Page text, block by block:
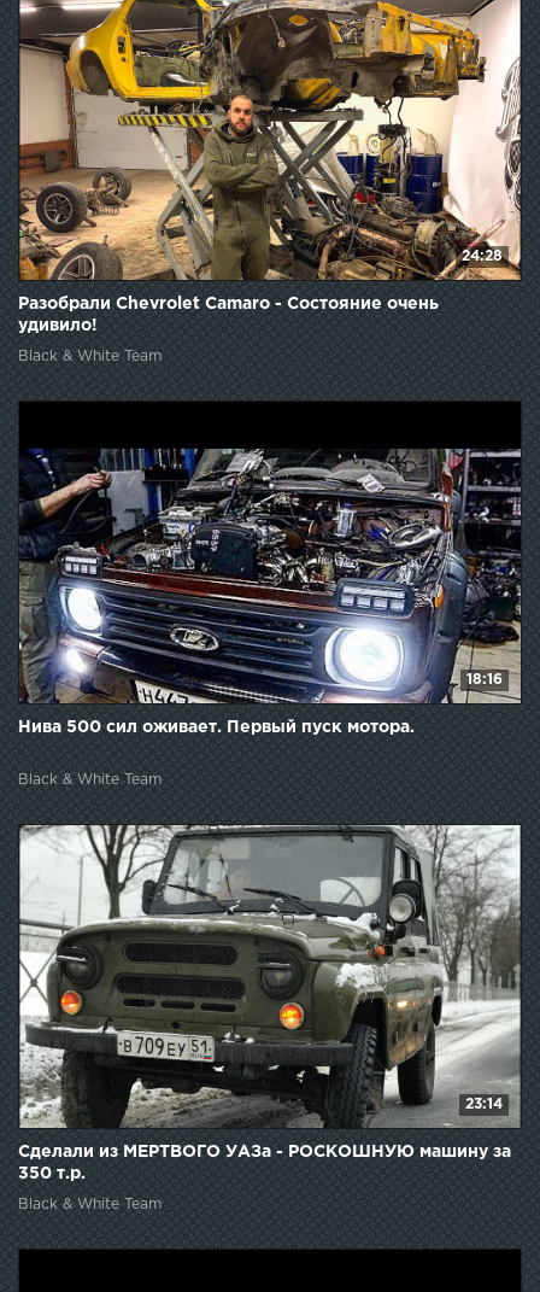
24:28
Разобрали Chevrolet Camaro - Состояние очень
удивило!
Black & White Team
18:16
Нива 500 сил оживает. Первый пуск мотора.
Black & White Team
23:14
Сделали из МЕРТВОГО УАЗа - РОСКОШНУЮ машину за
350 т.р.
Black & White Team